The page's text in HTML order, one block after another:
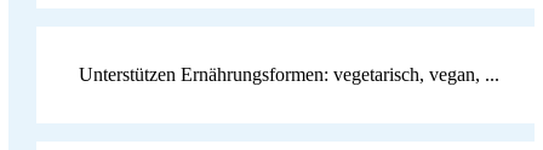
Unterstützen Ernährungsformen: vegetarisch, vegan, ...